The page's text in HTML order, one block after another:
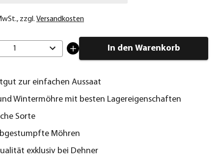
, zzgl. Versandkosten
1 In den Warenkorb
zur einfachen Aussaat
Wintermöhre mit besten Lagereigenschaften
Sorte
Möhren
exklusiv bei Dehner